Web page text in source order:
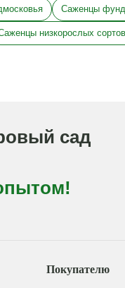
Саженцы
низкорослых
сад
Покупателю